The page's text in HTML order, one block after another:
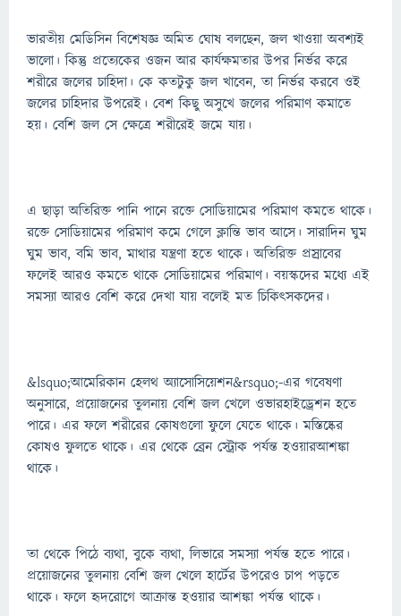
ভারতীয় মেডিসিন বিশেষজ্ঞ অমিত ঘোষ বলছেন, জল খাওয়া অবশ্যই
ভালো। কিন্তু প্রত্যেকের ওজন আর কার্যক্ষমতার উপর নির্ভর করে
শরীরে জলের চাহিদা। কে কতটুকু জল খাবেন, তা নির্ভর করবে ওই
জলের চাহিদার উপরেই। বেশ কিছু অসুখে জলের পরিমাণ কমাতে
হয়। বেশি জল সে ক্ষেত্রে শরীরেই জমে যায়।
এ ছাড়া অতিরিক্ত পানি পানে রক্তে সোডিয়ামের পরিমাণ কমতে থাকে।
রক্তে সোডিয়ামের পরিমাণ কমে গেলে ক্লান্তি ভাব আসে। সারাদিন ঘুম
ঘুম ভাব, বমি ভাব, মাথার যন্ত্রণা হতে থাকে। অতিরিক্ত প্রস্রাবের
ফলেই আরও কমতে থাকে সোডিয়ামের পরিমাণ। বয়স্কদের মধ্যে এই
সমস্যা আরও বেশি করে দেখা যায় বলেই মত চিকিৎসকদের।
&lsquo;আমেরিকান হেলথ অ্যাসোসিয়েশন&rsquo;-এর গবেষণা
অনুসারে, প্রয়োজনের তুলনায় বেশি জল খেলে ওভারহাইড্রেশন হতে
পারে। এর ফলে শরীরের কোষগুলো ফুলে যেতে থাকে। মস্তিষ্কের
কোষও ফুলতে থাকে। এর থেকে ব্রেন স্ট্রোক পর্যন্ত হওয়ারআশঙ্কা
থাকে।
তা থেকে পিঠে ব্যথা, বুকে ব্যথা, লিভারে সমস্যা পর্যন্ত হতে পারে।
প্রয়োজনের তুলনায় বেশি জল খেলে হার্টের উপরেও চাপ পড়তে
থাকে। ফলে হৃদরোগে আক্রান্ত হওয়ার আশঙ্কা পর্যন্ত থাকে।